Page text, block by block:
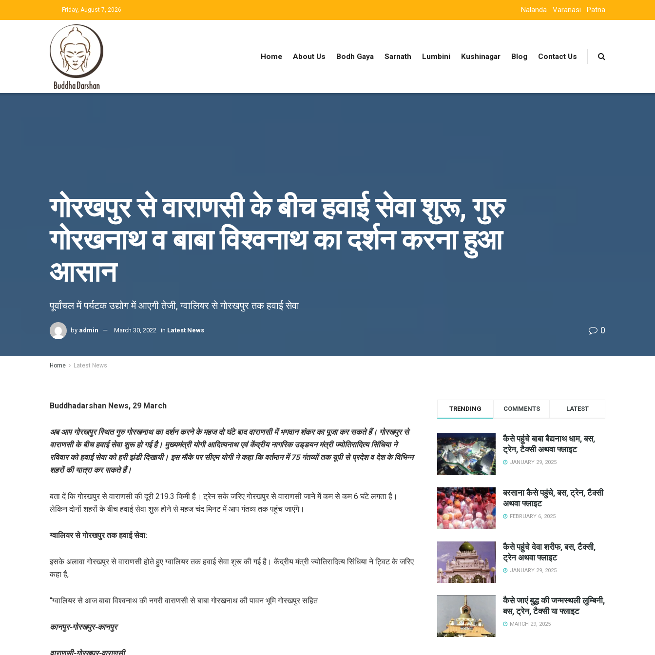
Friday, August 7, 2026 Nalanda Varanasi Patna
Home About Us Bodh Gaya Sarnath Lumbini Kushinagar Blog Contact Us
गोरखपुर से वाराणसी के बीच हवाई सेवा शुरू, गुरु
गोरखनाथ व बाबा विश्वनाथ का दर्शन करना हुआ
आसान
पूर्वांचल में पर्यटक उद्योग में आएगी तेजी, ग्वालियर से गोरखपुर तक हवाई सेवा
by admin March 30, 2022 in Latest News 0
Home Latest News
Buddhadarshan News, 29 March
अब आप गोरखपुर स्थित गुरु गोरखनाथ का दर्शन करने के महज दो घंटे बाद वाराणसी में भगवान शंकर का पूजा कर सकते हैं। गोरखपुर से
वाराणसी के बीच हवाई सेवा शुरू हो गई है। मुख्यमंत्री योगी आदित्यनाथ एवं केंद्रीय नागरिक उड्‌डयन मंत्री ज्योतिरादित्य सिंधिया ने
रविवार को हवाई सेवा को हरी झंडी दिखायी। इस मौके पर सीएम योगी ने कहा कि वर्तमान में 75 गंतव्यों तक यूपी से प्रदेश व देश के विभिन्न
शहरों की यात्रा कर सकते हैं।
बता दें कि गोरखपुर से वाराणसी की दूरी 219.3 किमी है। ट्रेन सके जरिए गोरखपुर से वाराणसी जाने में कम से कम 6 घंटे लगता है।
लेकिन दोनों शहरों के बीच हवाई सेवा शुरू होने से महज चंद मिनट में आप गंतव्य तक पहुंच जाएंगे।
ग्वालियर से गोरखपुर तक हवाई सेवा:
इसके अलावा गोरखपुर से वाराणसी होते हुए ग्वालियर तक हवाई सेवा शुरू की गई है। केंद्रीय मंत्री ज्योतिरादित्य सिंधिया ने ट्विट के जरिए
कहा है,
“ग्वालियर से आज बाबा विश्वनाथ की नगरी वाराणसी से बाबा गोरखनाथ की पावन भूमि गोरखपुर सहित
कानपुर-गोरखपुर-कानपुर
TRENDING COMMENTS LATEST
कैसे पहुंचे बाबा बैद्यनाथ धाम, बस,
ट्रेन, टैक्सी अथवा फ्लाइट
JANUARY 29, 2025
बरसाना कैसे पहुंचे, बस, ट्रेन, टैक्सी
अथवा फ्लाइट
FEBRUARY 6, 2025
कैसे पहुंचे देवा शरीफ, बस, टैक्सी,
ट्रेन अथवा फ्लाइट
JANUARY 29, 2025
कैसे जाएं बुद्ध की जन्मस्थली लुम्बिनी,
बस, ट्रेन, टैक्सी या फ्लाइट
MARCH 29, 2025